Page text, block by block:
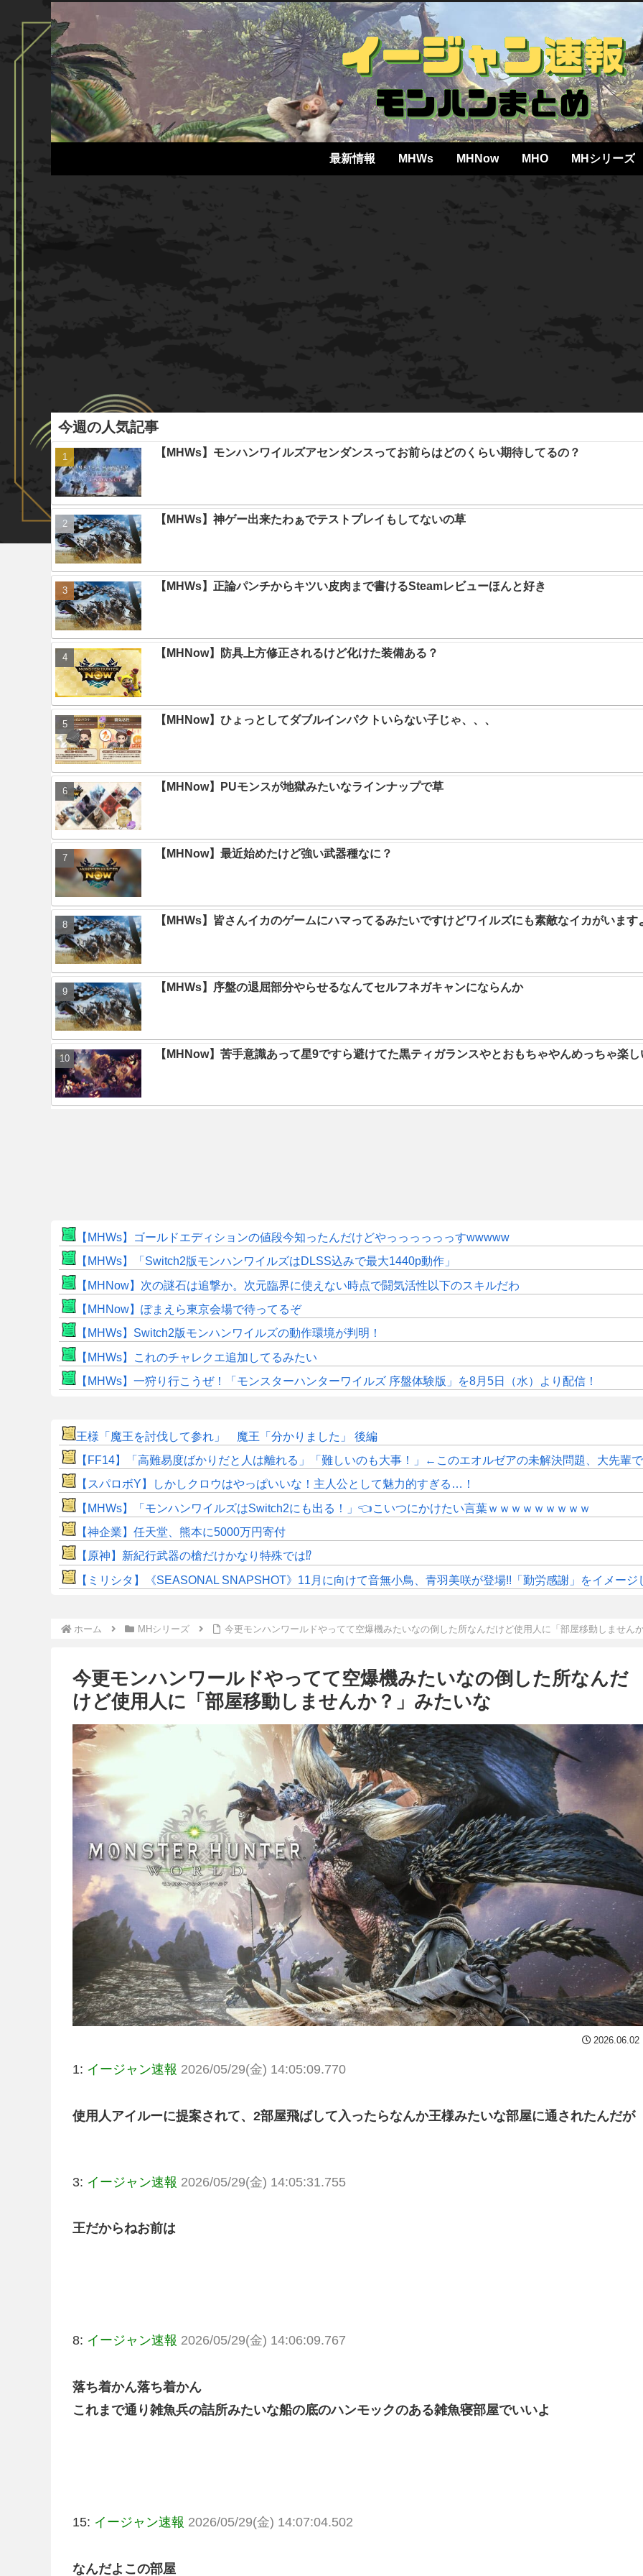
最新情報 MHWs MHNow MHO MHシリーズ
今週の人気記事
【MHWs】モンハンワイルズアセンダンスってお前らはどのくらい期待してるの？
【MHWs】神ゲー出来たわぁでテストプレイもしてないの草
【MHWs】正論パンチからキツい皮肉まで書けるSteamレビューほんと好き
【MHNow】防具上方修正されるけど化けた装備ある？
【MHNow】ひょっとしてダブルインパクトいらない子じゃ、、、
【MHNow】PUモンスが地獄みたいなラインナップで草
【MHNow】最近始めたけど強い武器種なに？
【MHWs】皆さんイカのゲームにハマってるみたいですけどワイルズにも素敵なイカがいます
【MHWs】序盤の退屈部分やらせるなんてセルフネガキャンにならんか
【MHNow】苦手意識あって星9ですら避けてた黒ティガランスやとおもちゃやんめっちゃ楽し
【MHWs】ゴールドエディションの値段今知ったんだけどやっっっっっっすwwwww
【MHWs】「Switch2版モンハンワイルズはDLSS込みで最大1440p動作」
【MHNow】次の謎石は追撃か。次元臨界に使えない時点で闘気活性以下のスキルだわ
【MHNow】ぽまえら東京会場で待ってるぞ
【MHWs】Switch2版モンハンワイルズの動作環境が判明！
【MHWs】これのチャレクエ追加してるみたい
【MHWs】一狩り行こうぜ！「モンスターハンターワイルズ 序盤体験版」を8月5日（水）より配信！
王様「魔王を討伐して参れ」 魔王「分かりました」 後編
【FF14】「高難易度ばかりだと人は離れる」「難しいのも大事！」←このエオルゼアの未解決問題、大先輩
【スパロボY】しかしクロウはやっぱいいな！主人公として魅力的すぎる…！
【MHWs】「モンハンワイルズはSwitch2にも出る！」👈こいつにかけたい言葉ｗｗｗｗｗｗｗｗｗ
【神企業】任天堂、熊本に5000万円寄付
【原神】新紀行武器の槍だけかなり特殊では⁉
【ミリシタ】《SEASONAL SNAPSHOT》11月に向けて音無小鳥、青羽美咲が登場!!「勤労感謝」をイメージ
ホーム MHシリーズ 今更モンハンワールドやってて空爆機みたいなの倒した所なんだけど使用人に「部屋移動しません
今更モンハンワールドやってて空爆機みたいなの倒した所なんだ
けど使用人に「部屋移動しませんか？」みたいな
2026.06.02
1: イージャン速報 2026/05/29(金) 14:05:09.770
使用人アイルーに提案されて、2部屋飛ばして入ったらなんか王様みたいな部屋に通されたんだが
3: イージャン速報 2026/05/29(金) 14:05:31.755
王だからねお前は
8: イージャン速報 2026/05/29(金) 14:06:09.767
落ち着かん落ち着かん
これまで通り雑魚兵の詰所みたいな船の底のハンモックのある雑魚寝部屋でいいよ
15: イージャン速報 2026/05/29(金) 14:07:04.502
なんだよこの部屋